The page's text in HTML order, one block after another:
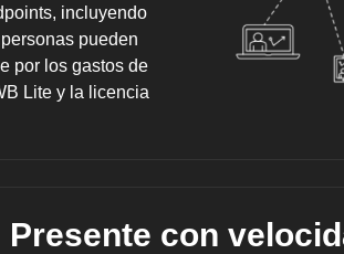
incluyendo
pueden
por los gastos de
Lite y la licencia
Presente con